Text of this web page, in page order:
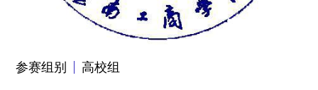
参赛组别 高校组